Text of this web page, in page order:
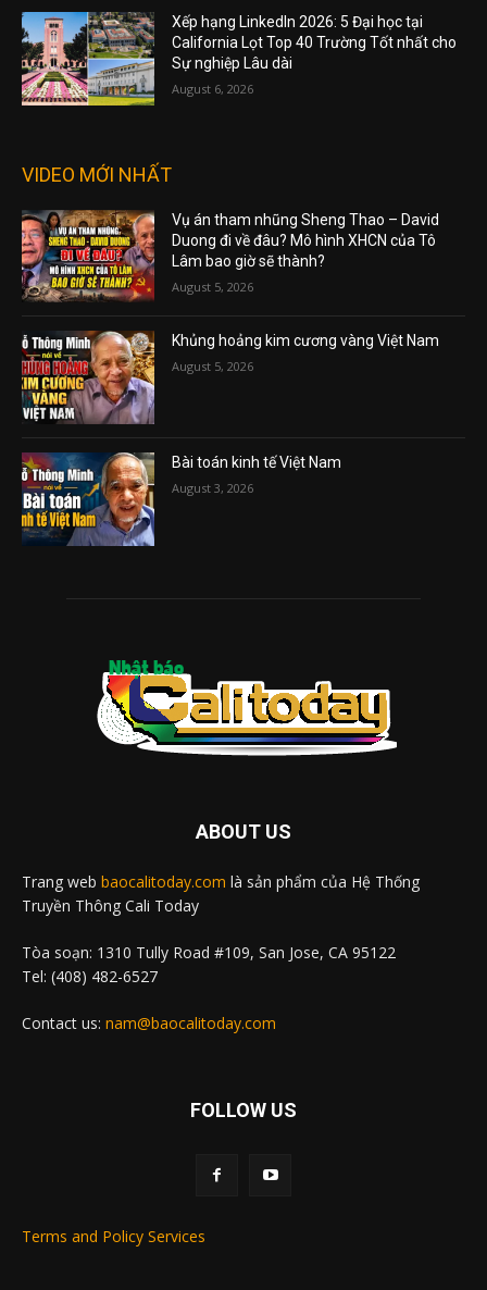
Xếp hạng LinkedIn 2026: 5 Đại học tại
California Lọt Top 40 Trường Tốt nhất cho
Sự nghiệp Lâu dài
August 6, 2026
VIDEO MỚI NHẤT
Vụ án tham nhũng Sheng Thao – David
Duong đi về đâu? Mô hình XHCN của Tô
Lâm bao giờ sẽ thành?
August 5, 2026
Khủng hoảng kim cương vàng Việt Nam
August 5, 2026
Bài toán kinh tế Việt Nam
August 3, 2026
ABOUT US
Trang web baocalitoday.com là sản phẩm của Hệ Thống
Truyền Thông Cali Today
Tòa soạn: 1310 Tully Road #109, San Jose, CA 95122
Tel: (408) 482-6527
Contact us: nam@baocalitoday.com
FOLLOW US
Terms and Policy Services